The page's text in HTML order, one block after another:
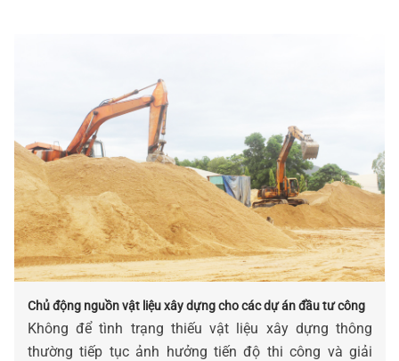
Chủ động nguồn vật liệu xây dựng cho các dự án đầu tư công
Không để tình trạng thiếu vật liệu xây dựng thông
thường tiếp tục ảnh hưởng tiến độ thi công và giải